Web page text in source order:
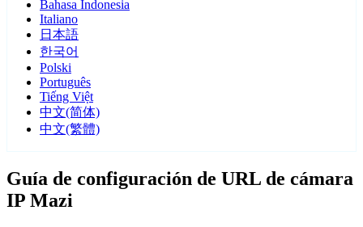
Bahasa Indonesia
Italiano
日本語
한국어
Polski
Português
Tiếng Việt
中文(简体)
中文(繁體)
Guía de configuración de URL de cámara
IP Mazi